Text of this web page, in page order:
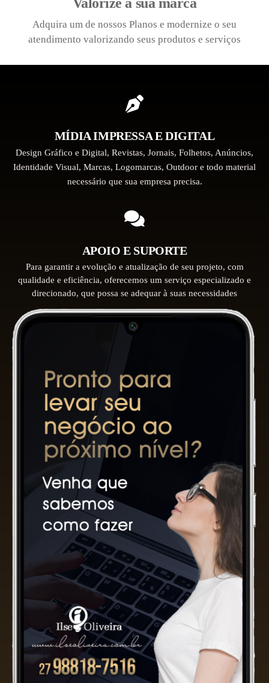
Adquira um de nossos Planos e modernize o seu
atendimento valorizando seus produtos e serviços
MÍDIA IMPRESSA E DIGITAL
Design Gráfico e Digital, Revistas, Jornais, Folhetos, Anúncios,
Identidade Visual, Marcas, Logomarcas, Outdoor e todo material
necessário que sua empresa precisa.
APOIO E SUPORTE
Para garantir a evolução e atualização de seu projeto, com
qualidade e eficiência, oferecemos um serviço especializado e
direcionado, que possa se adequar à suas necessidades